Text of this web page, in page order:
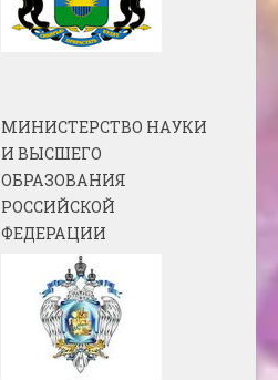
МИНИСТЕРСТВО НАУКИ
И ВЫСШЕГО
ОБРАЗОВАНИЯ
РОССИЙСКОЙ
ФЕДЕРАЦИИ